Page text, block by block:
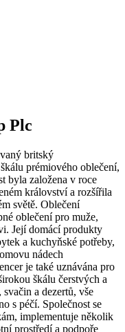
Plc
britský
prémiového oblečení,
byla založena v roce
království a rozšířila
světě. Oblečení
oblečení pro muže,
Její domácí produkty
a kuchyňské potřeby,
nádech
je také uznávána pro
škálu čerstvých a
a dezertů, vše
s péčí. Společnost se
implementuje několik
prostředí a podpoře